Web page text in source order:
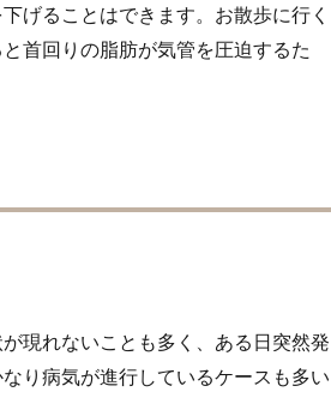
げることはできます。お散歩に行く
首回りの脂肪が気管を圧迫するた
現れないことも多く、ある日突然発
り病気が進行しているケースも多い